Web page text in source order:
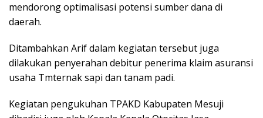
mendorong optimalisasi potensi sumber dana di
daerah.
Ditambahkan Arif dalam kegiatan tersebut juga
dilakukan penyerahan debitur penerima klaim asuransi
usaha Tmternak sapi dan tanam padi.
Kegiatan pengukuhan TPAKD Kabupaten Mesuji